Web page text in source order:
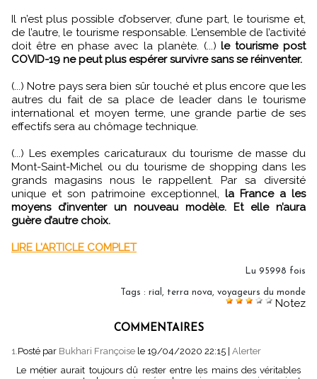
Il n’est plus possible d’observer, d’une part, le tourisme et,
de l’autre, le tourisme responsable. L’ensemble de l’activité
doit être en phase avec la planète. (...)le tourisme post
COVID-19 ne peut plus espérer survivre sans se réinventer.
(...) Notre pays sera bien sûr touché et plus encore que les
autres du fait de sa place de leader dans le tourisme
international et moyen terme, une grande partie de ses
effectifs sera au chômage technique.
(...) Les exemples caricaturaux du tourisme de masse du
Mont-Saint-Michel ou du tourisme de shopping dans les
grands magasins nous le rappellent. Par sa diversité
unique et son patrimoine exceptionnel, la France a les
moyens d’inventer un nouveau modèle. Et elle n’aura
guère d’autre choix.
LIRE L'ARTICLE COMPLET
Lu 95998 fois
Tags : rial , terra nova, voyageurs du monde
Notez
COMMENTAIRES
1.Posté par Bukhari Françoise le 19/04/2020 22:15 Alerter
Le métier aurait toujours dû rester entre les mains des véritables